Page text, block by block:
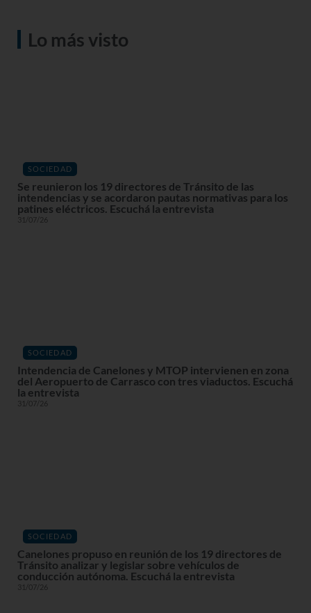
Lo más visto
SOCIEDAD
Se reunieron los 19 directores de Tránsito de las
intendencias y se acordaron pautas normativas para los
patines eléctricos. Escuchá la entrevista
31/07/26
SOCIEDAD
Intendencia de Canelones y MTOP intervienen en zona
del Aeropuerto de Carrasco con tres viaductos. Escuchá
la entrevista
31/07/26
SOCIEDAD
Canelones propuso en reunión de los 19 directores de
Tránsito analizar y legislar sobre vehículos de
conducción autónoma. Escuchá la entrevista
31/07/26